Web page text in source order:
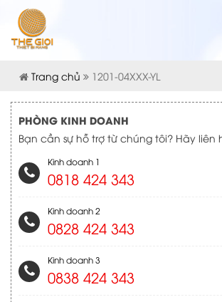
Trang chủ 1201-04XXX-YL
PHÒNG KINH DOANH
Bạn cần sự hỗ trợ từ chúng tôi? Hãy liên
Kinh doanh 1
0818 424 343
Kinh doanh 2
0828 424 343
Kinh doanh 3
0838 424 343